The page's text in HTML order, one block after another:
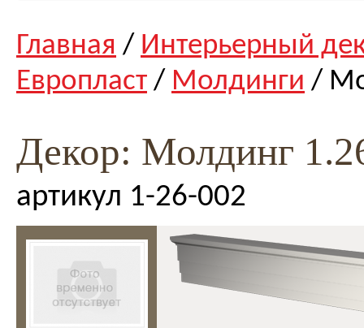
Главная / Интерьерный
Европласт / Молдинги /
Декор: Молдинг
артикул 1-26-002